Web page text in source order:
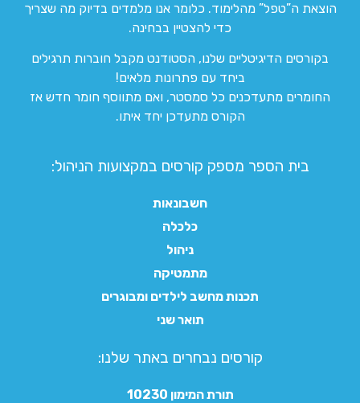
הוצאת ה”טפל” מהלימוד. כלומר אנו מלמדים בדיוק מה שצריך
כדי להצטיין בבחינה.
בקורסים הדיגיטליים שלנו, הסטודנט מקבל חוברות תרגילים
ביחד עם פתרונות מלאים!
החומרים מתעדכנים כל סמסטר, ואם מתווסף חומר חדש אז
הקורס מתעדכן יחד איתו.
בית הספר מספק קורסים במקצועות הניהול:
חשבונאות
כלכלה
ניהול
מתמטיקה
תכנות מחשב לילדים ומבוגרים
תואר שני
קורסים נבחרים באתר שלנו:​
תורת המימון 10230